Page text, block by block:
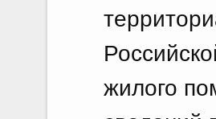
жилого